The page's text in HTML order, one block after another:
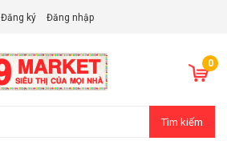
Đăng ký Đăng nhập
0
Tìm kiếm